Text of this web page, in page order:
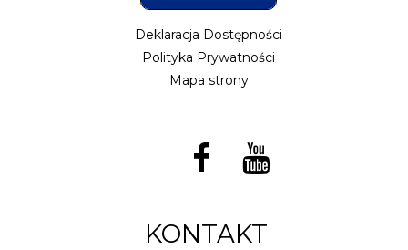
Deklaracja Dostępności
Polityka Prywatności
Mapa strony
KONTAKT